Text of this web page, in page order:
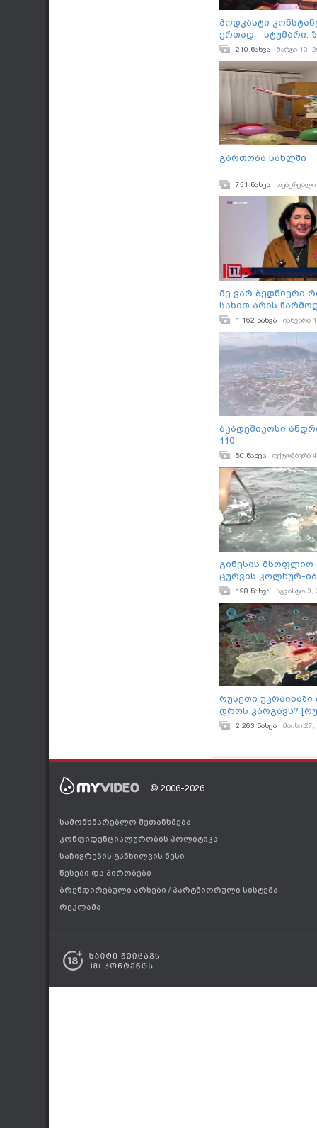
პოდკასტი
ერთად - სტუმარი:
(უარყოფითი
#ზაზასალია
210 ნახვა მარტი 19,
გართობა სახლში
751 ნახვა
მე ვარ ბედნიერი
სახით არის
საქართველო
1 162 ნახვა იანვარი
აკადემიკოსი
110
50 ნახვა ოქტომბერი
გინესის
ცურვის კოლხურ-
სტილი198 ნახვა აგვისტო 3,
რუსეთი უკრაინაში
დროს კარგავს?
2 263 ნახვა მაისი
© 2006-2026
სამომხმარებლო შეთანხმება
კონფიდენციალურობის პოლიტიკა
საჩივრების განხილვის წესი
წესები და პირობები
ბრენდირებული არხები / პარტნიორული სისტემა
რეკლამა